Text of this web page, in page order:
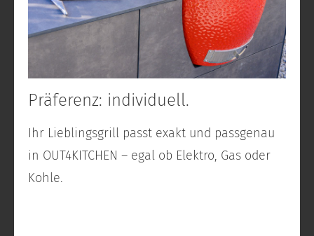
Präferenz: individuell.
Ihr Lieblingsgrill passt exakt und passgenau
in OUT4KITCHEN – egal ob Elektro, Gas oder
Kohle.